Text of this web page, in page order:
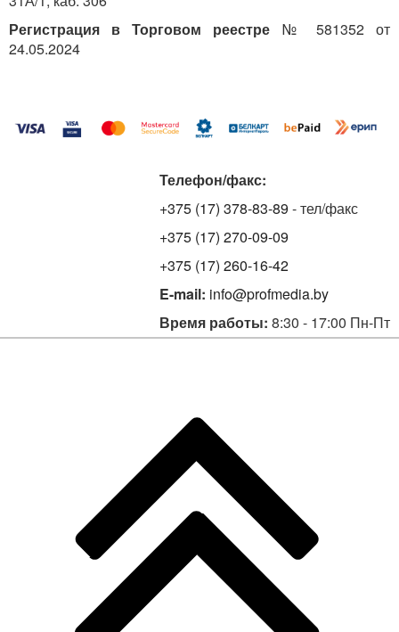
Регистрация в Торговом реестре № 581352 от
24.05.2024
Телефон/факс:
+375 (17) 378-83-89 - тел/факс
+375 (17) 270-09-09
+375 (17) 260-16-42
E-mail: info@profmedia.by
Время работы: 8:30 - 17:00 Пн-Пт